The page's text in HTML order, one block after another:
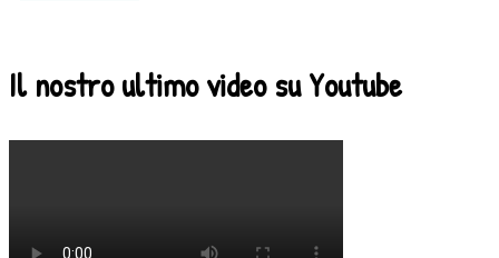
Il nostro ultimo video su Youtube